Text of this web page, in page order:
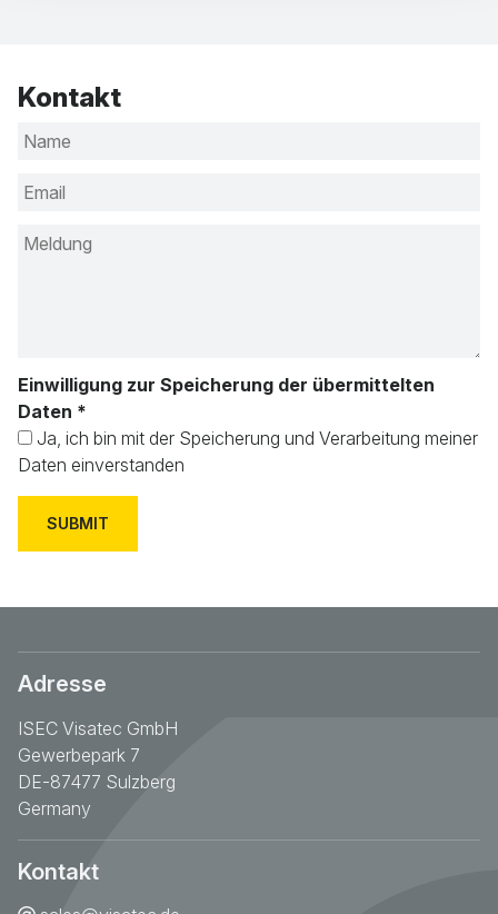
Kontakt
Einwilligung zur Speicherung der übermittelten
Daten *
Ja, ich bin mit der Speicherung und Verarbeitung meiner
Daten einverstanden
Adresse
ISEC Visatec GmbH
Gewerbepark 7
DE-87477 Sulzberg
Germany
Kontakt